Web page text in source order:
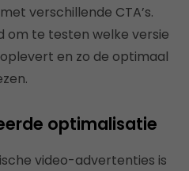
verschillende CTA’s.
om te testen welke versie
en zo de optimaal
optimalisatie
video-advertenties is